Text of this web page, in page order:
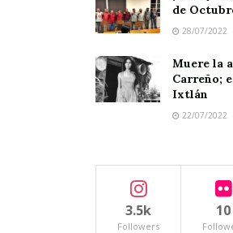
de
28/07/2022
Muere la
Carreño;
Ixtlán
22/07/2022
3.5k
Followers
10